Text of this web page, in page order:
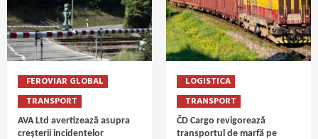
FEROVIAR GLOBAL
TRANSPORT
AVA Ltd avertizează asupra
creșterii incidentelor
LOGISTICA
TRANSPORT
ČD Cargo revigorează
transportul de marfă pe